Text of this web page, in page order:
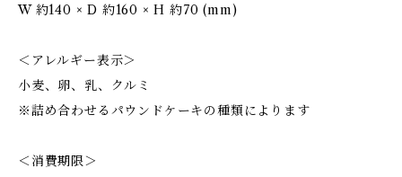
W 約140 × D 約160 × H 約70 (mm)
＜アレルギー表示＞
小麦、卵、乳、クルミ
※詰め合わせるパウンドケーキの種類によります
＜消費期限＞